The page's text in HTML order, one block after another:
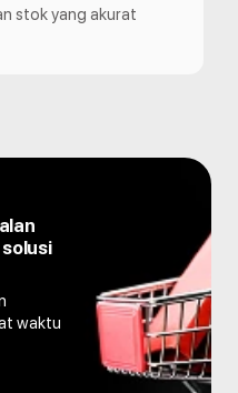
stok yang akurat
waktu